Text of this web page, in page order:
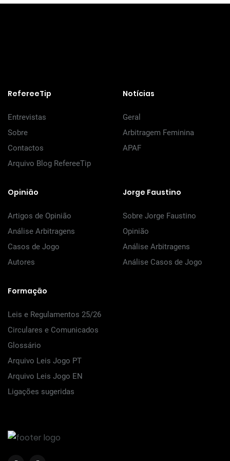
RefereeTip
Entrevistas
Sobre
Contactos
Arquivo Blog RefereeTip
Notícias
Geral
Arbitragem Feminina
APAF
Opinião
Artigos de Opinião
Análise Arbitragens
Casos de Jogo
Autores
Jorge Faustino
Sobre Jorge Faustino
Opinião
Análise Arbitragens
Análise Casos de Jogo
Formação
Leis e Regulamentos 25/26
Circulares e Comunicados
Glossário
Arquivo Leis Jogo PT
Arquivo Leis Jogo EN
Ligações sugeridas